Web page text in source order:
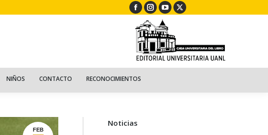
Facebook
page
opens
in
new
window
Instagram
page
opens
in
new
YouTube
page
opens
in
new
X
in
new
NIÑOS CONTACTO RECONOCIMIENTOS
FEB
Noticias
DIFUSIÓN RECURSOS NIÑOS CONTACTO RECONOCIMIENTOS